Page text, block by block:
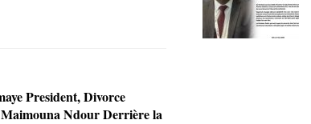
President, Divorce
Ndour Derrière la